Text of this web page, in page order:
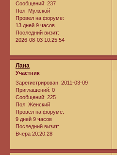
Сообщений: 237
Пол: Мужской
Провел на форуме:
13 дней 9 часов
Последний визит:
2026-08-03 10:25:54
Лана
Участник
Зарегистрирован: 2011-03-09
Приглашений: 0
Сообщений: 225
Пол: Женский
Провел на форуме:
9 дней 9 часов
Последний визит:
Вчера 20:20:28